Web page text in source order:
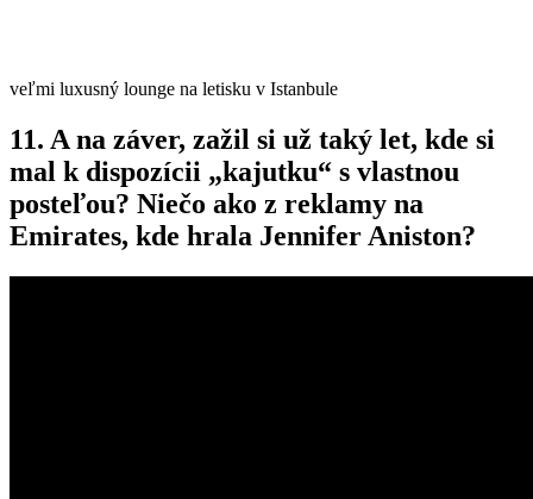
veľmi luxusný lounge na letisku v Istanbule
11. A na záver, zažil si už taký let, kde si
mal k dispozícii „kajutku“ s vlastnou
posteľou? Niečo ako z reklamy na
Emirates, kde hrala Jennifer Aniston?